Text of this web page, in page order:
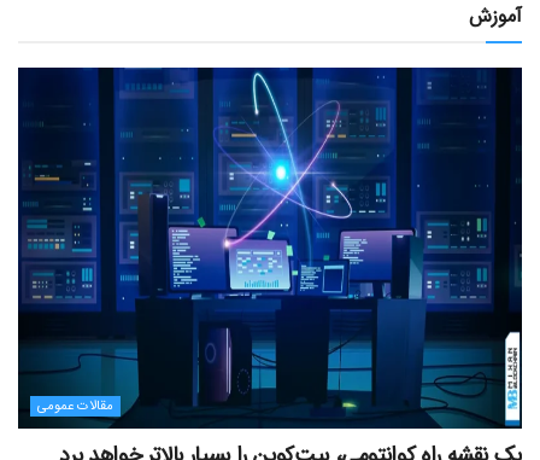
آموزش
مقالات عمومی